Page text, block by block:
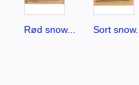
Rød snow... Sort snow...